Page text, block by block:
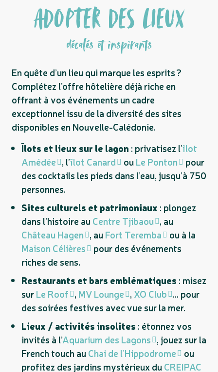
ADOPTER DES LIEUX
décalés et inspirants
En quête d’un lieu qui marque les esprits ?
Complétez l’offre hôtelière déjà riche en
offrant à vos événements un cadre
exceptionnel issu de la diversité des sites
disponibles en Nouvelle-Calédonie.
Îlots et lieux sur le lagon : privatisez l’îlot
Amédée , l’îlot Canard ouLe Ponton
pour
des cocktails les pieds dans l’eau, jusqu’à 750
personnes.
Sites culturels et patrimoniaux : plongez
dans l’histoire auCentre Tjibaou , au
Château Hagen , auFort Teremba
ou à la
Maison Célières
pour des événements
riches de sens.
Restaurants et bars emblématiques : misez
surLe Roof , MV Lounge , XO Club … pour
des soirées festives avec vue sur la mer.
Lieux / activités insolites : étonnez vos
invités à l’Aquarium des Lagons , jouez sur la
French touch auChai de l’Hippodrome
ou
profitez des jardins mystérieux duCREIPAC